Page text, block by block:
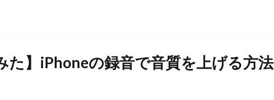
た】iPhoneの録音で音質を上げる方法